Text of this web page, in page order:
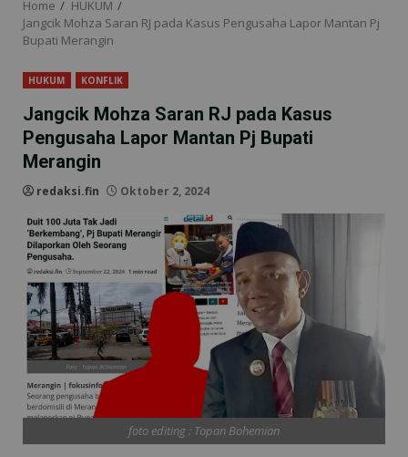
Home
HUKUM
Jangcik Mohza Saran RJ pada Kasus Pengusaha Lapor Mantan Pj
Bupati Merangin
HUKUM KONFLIK
Jangcik Mohza Saran RJ pada Kasus
Pengusaha Lapor Mantan Pj Bupati
Merangin
redaksi.fin Oktober 2, 2024
foto editing : Topan Bohemian